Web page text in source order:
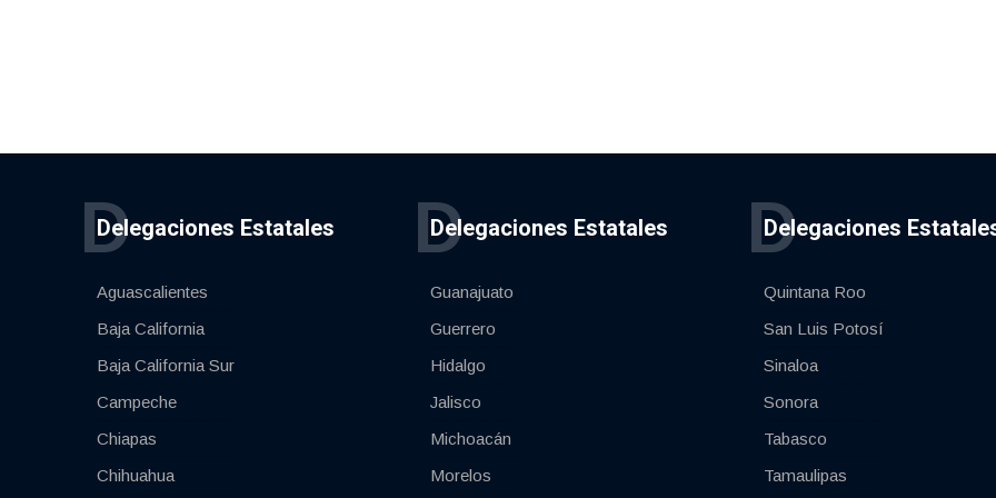
Delegaciones Estatales
D
Aguascalientes
Baja California
Baja California Sur
Campeche
Chiapas
Chihuahua
Delegaciones Estatales
D
Guanajuato
Guerrero
Hidalgo
Jalisco
Michoacán
Morelos
Delegaciones
D
Quintana Roo
San Luis Potosí
Sinaloa
Sonora
Tabasco
Tamaulipas